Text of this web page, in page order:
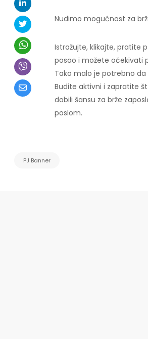
Nudimo mogućnost za
Istražujte, klikajte, pratite
posao i možete očekivati
Tako malo je potrebno
Budite aktivni i zapratite
dobili šansu za brže
poslom.
PJ Banner